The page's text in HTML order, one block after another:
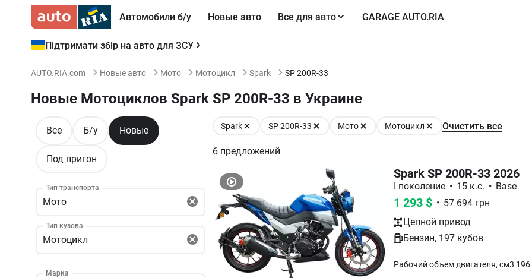
Автомобили б/у Новые авто Все для авто GARAGE AUTO.RIA
Підтримати збір на авто для ЗСУ
AUTO.RIA.com Новые авто Мото Мотоцикл Spark SP 200R-33
Новые Мотоциклов Spark SP 200R-33 в Украине
Все Б/у Новые
Под пригон
Тип транспорта
Мото
Тип кузова
Мотоцикл
Марка
Spark SP 200R-33 Мото Мотоцикл Очистить все
6 предложений
Spark SP 200R-33 2026
I поколение • 15 к.с. • Base
1 293 $ • 57 694 грн
Цепной привод
Бензин, 197 кубов